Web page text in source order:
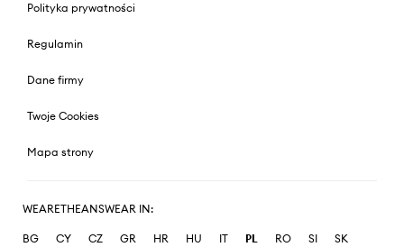
Polityka prywatności
Regulamin
Dane firmy
Twoje Cookies
Mapa strony
WEARETHEANSWEAR IN:
BG CY CZ GR HR HU IT PL RO SI SK